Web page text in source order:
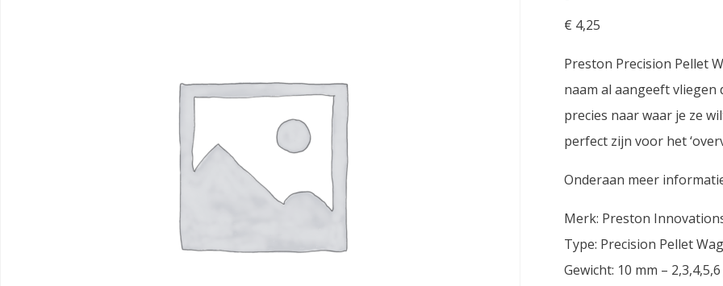
€ 4,25
Preston Precision Pellet
naam al aangeeft vliegen
precies naar waar je ze
perfect zijn voor het
Onderaan meer
Merk: Preston
Type: Precision Pellet
Gewicht: 10 mm –